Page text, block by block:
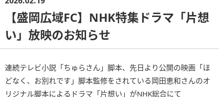
【盛岡広域FC】NHK特集ドラマ「片想
い」放映のお知らせ
連続テレビ小説「ちゅらさん」脚本、先日より公開の映画「ほ
どなく、お別れです」脚本監修をされている岡田恵和さんのオ
リジナル脚本によるドラマ「片想い」がNHK総合にて